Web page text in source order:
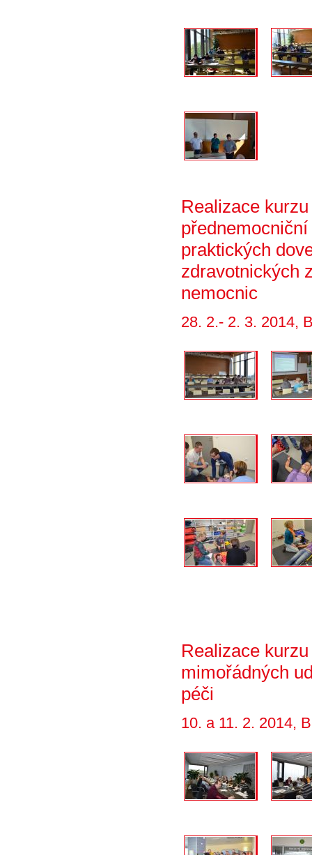
Realizace
praktických
zdravotnických
nemocnic
28. 2.- 2. 3. 2014,
Realizace
mimořádných
péči
10. a 11. 2. 2014,